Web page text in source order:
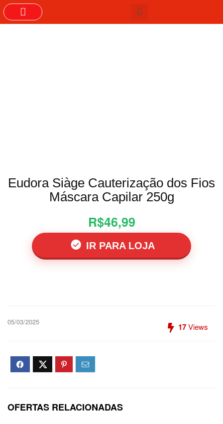
Eudora Siàge Cauterização dos Fios
Máscara Capilar 250g
R$46,99
IR PARA LOJA
05/03/2025 17Views
OFERTAS RELACIONADAS